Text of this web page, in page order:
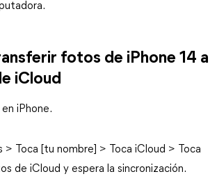
fotos de iPhone 14 a
iCloud
iPhone.
> Toca [tu nombre] > Toca iCloud > Toca
de iCloud y espera la sincronización.